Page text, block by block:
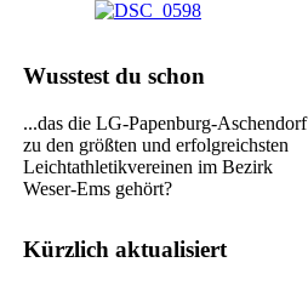
Wusstest du schon
...das die LG-Papenburg-Aschendorf
zu den größten und erfolgreichsten
Leichtathletikvereinen im Bezirk
Weser-Ems gehört?
Kürzlich aktualisiert